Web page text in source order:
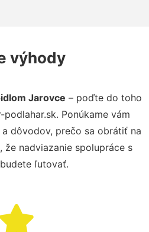
výhody
Jarovce – poďte do toho
Ponúkame vám
dôvodov, prečo sa obrátiť na
že nadviazanie spolupráce s
ľutovať.